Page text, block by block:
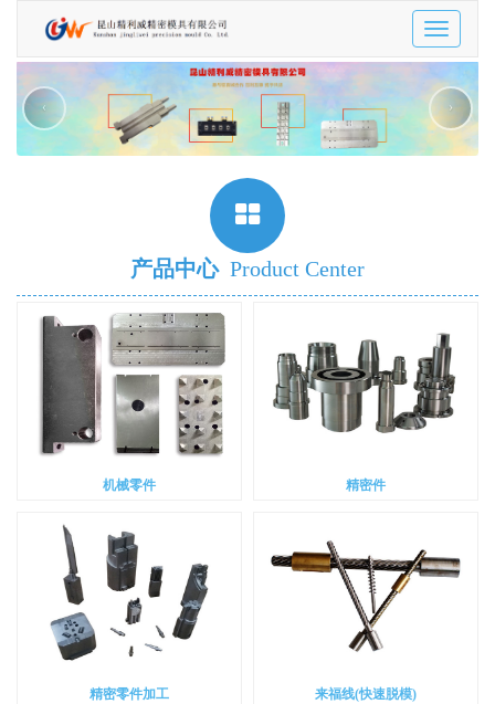
Toggle
‹ ›
产品中心 Product Center
机械零件 精密件
精密零件加工 来福线(快速脱模)